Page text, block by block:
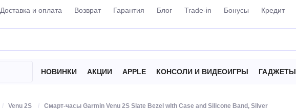
Доставка и оплата Возврат Гарантия Блог Trade-in Бонусы Кредит
НОВИНКИ АКЦИИ APPLE КОНСОЛИ И ВИДЕОИГРЫ ГАДЖЕТЫ
Venu 2S Смарт-часы Garmin Venu 2S Slate Bezel with Case and Silicone Band, Silver